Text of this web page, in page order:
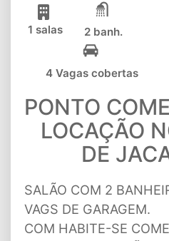
1 salas 2 banh.
4 Vagas cobertas
PONTO
LOCAÇÃO
DE
SALÃO COM 2
VAGS DE GARAGEM.
COM HABITE-SE